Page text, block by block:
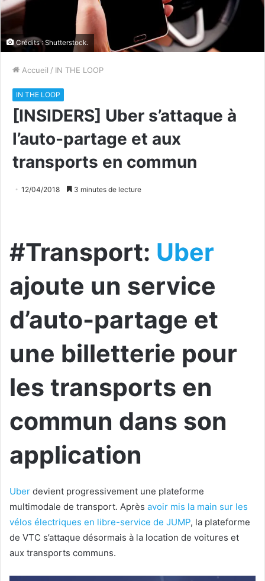
Crédits : Shutterstock.
Accueil / IN THE LOOP
IN THE LOOP
[INSIDERS] Uber s’attaque à
l’auto-partage et aux
transports en commun
12/04/2018 3 minutes de lecture
#Transport: Uber
ajoute un service
d’auto-partage et
une billetterie pour
les transports en
commun dans son
application
Uber devient progressivement une plateforme
multimodale de transport. Après avoir mis la main sur les
vélos électriques en libre-service de JUMP, la plateforme
de VTC s’attaque désormais à la location de voitures et
aux transports communs.